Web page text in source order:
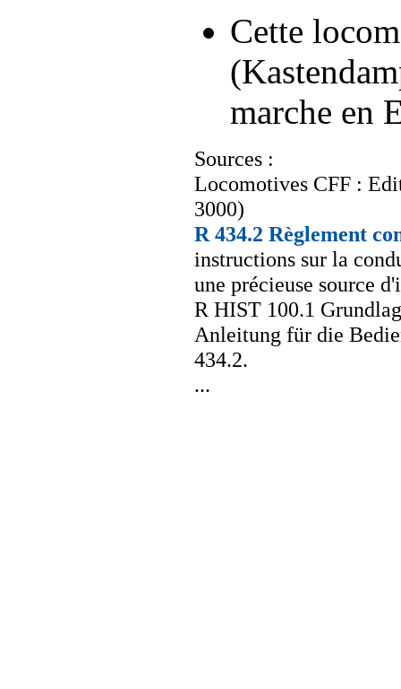
Cette
marche en
Sources :
Locomotives CFF :
3000)
R 434.2 Règlement
instructions sur la
une précieuse source
R HIST 100.1
Anleitung für die
434.2.
...